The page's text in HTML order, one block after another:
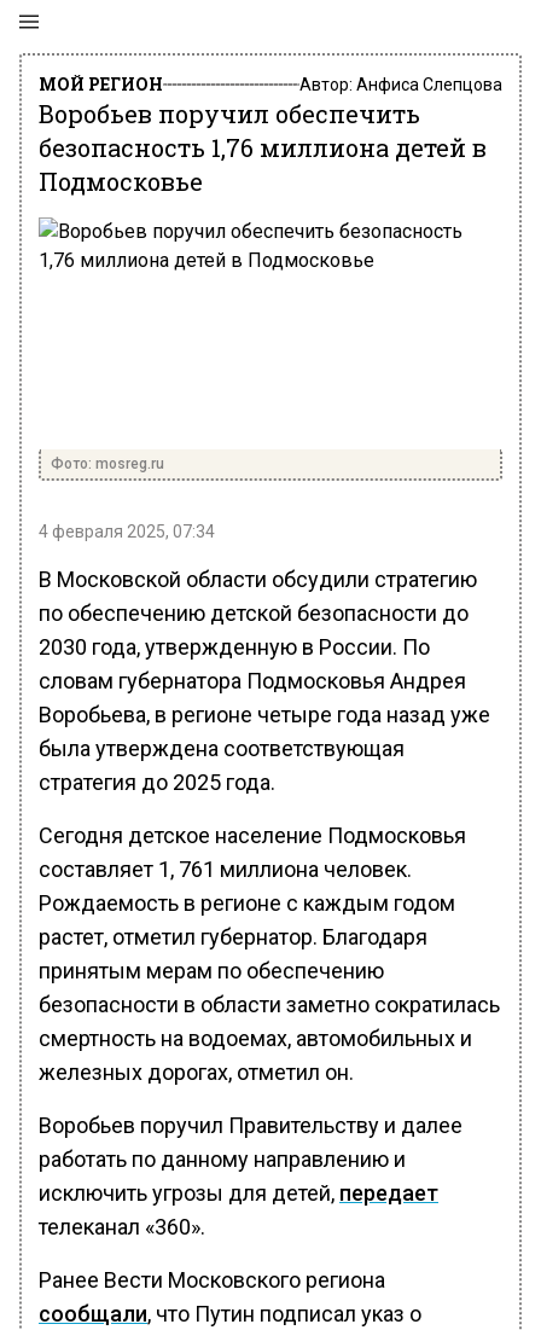
МОЙ РЕГИОН Автор: Анфиса Слепцова
Воробьев поручил обеспечить
безопасность 1,76 миллиона детей в
Подмосковье
Фото: mosreg.ru
4 февраля 2025, 07:34
В Московской области обсудили стратегию
по обеспечению детской безопасности до
2030 года, утвержденную в России. По
словам губернатора Подмосковья Андрея
Воробьева, в регионе четыре года назад уже
была утверждена соответствующая
стратегия до 2025 года.
Сегодня детское население Подмосковья
составляет 1, 761 миллиона человек.
Рождаемость в регионе с каждым годом
растет, отметил губернатор. Благодаря
принятым мерам по обеспечению
безопасности в области заметно сократилась
смертность на водоемах, автомобильных и
железных дорогах, отметил он.
Воробьев поручил Правительству и далее
работать по данному направлению и
исключить угрозы для детей, передает
телеканал «360».
Ранее Вести Московского региона
сообщали, что Путин подписал указ о